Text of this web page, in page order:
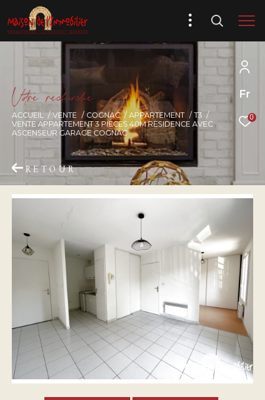
Fr
0
Vore recece
ACCUEIL VENTE COGNAC APPARTEMENT
T3
VENTE APPARTEMENT 3 PIECES 40M RESIDENCE AVEC
ASCENSEUR GARAGE COGNAC
RETOUR